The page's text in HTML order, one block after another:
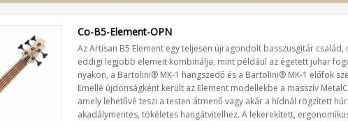
Co-B5-Element-OPN
Az Artisan B5 Element egy teljesen újragondolt basszusgitár
eddigi legjobb elemeit kombinálja, mint például az égetett juhar
nyakon, a Bartolini® MK-1 hangszedő és a Bartolini® MK-1 előfok
Emellé újdonságként került az Element modellekbe a masszív
amely lehetővé teszi a testen átmenő vagy akár a hídnál rögzített
akadálymentes, tökéletes hangátvitelhez. A lekerekített,